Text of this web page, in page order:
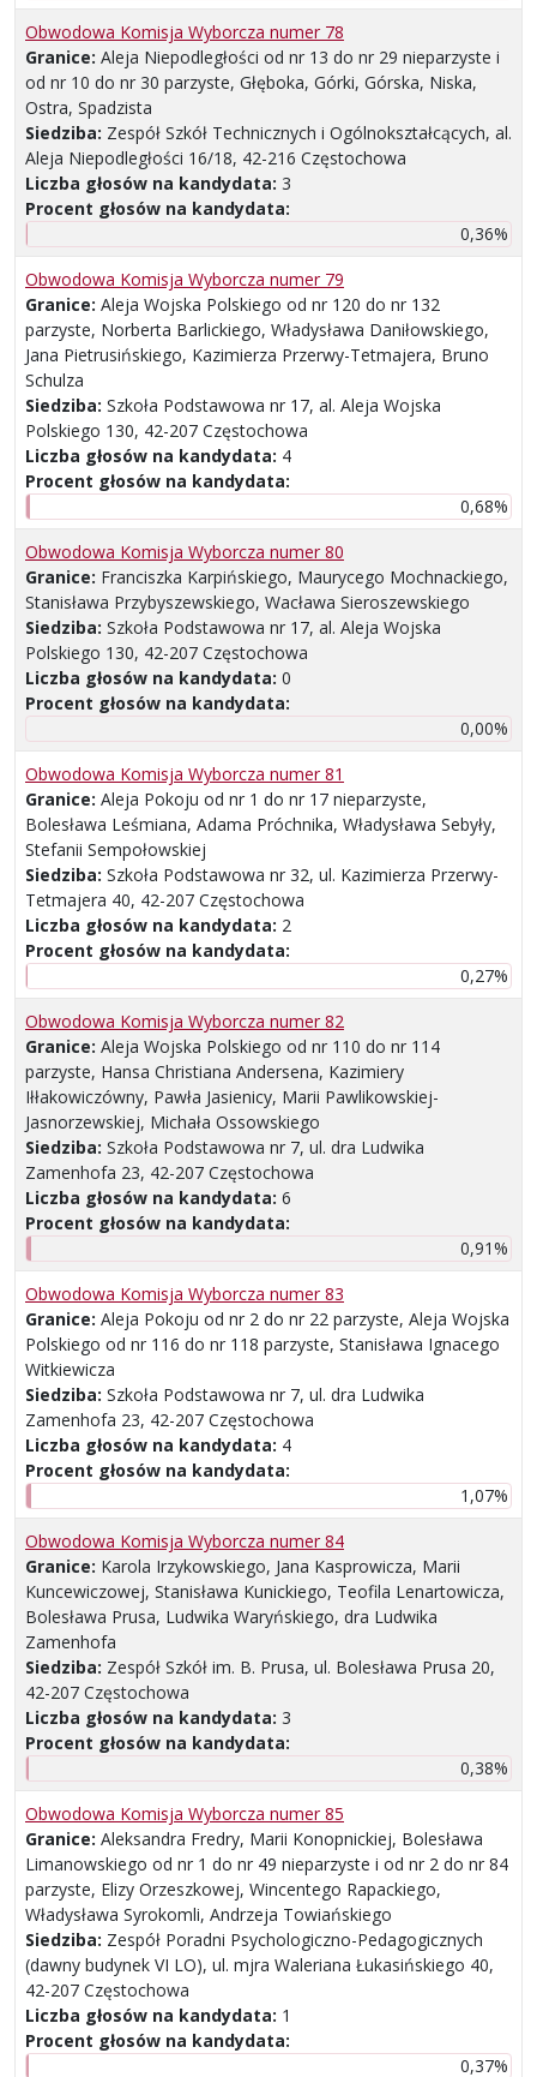
Obwodowa Komisja Wyborcza numer 78
Granice: Aleja Niepodległości od nr 13 do nr 29 nieparzyste i
od nr 10 do nr 30 parzyste, Głęboka, Górki, Górska, Niska,
Ostra, Spadzista
Siedziba: Zespół Szkół Technicznych i Ogólnokształcących, al.
Aleja Niepodległości 16/18, 42-216 Częstochowa
Liczba głosów na kandydata: 3
Procent głosów na kandydata:
0,36%
Obwodowa Komisja Wyborcza numer 79
Granice: Aleja Wojska Polskiego od nr 120 do nr 132
parzyste, Norberta Barlickiego, Władysława Daniłowskiego,
Jana Pietrusińskiego, Kazimierza Przerwy-Tetmajera, Bruno
Schulza
Siedziba: Szkoła Podstawowa nr 17, al. Aleja Wojska
Polskiego 130, 42-207 Częstochowa
Liczba głosów na kandydata: 4
Procent głosów na kandydata:
0,68%
Obwodowa Komisja Wyborcza numer 80
Granice: Franciszka Karpińskiego, Maurycego Mochnackiego,
Stanisława Przybyszewskiego, Wacława Sieroszewskiego
Siedziba: Szkoła Podstawowa nr 17, al. Aleja Wojska
Polskiego 130, 42-207 Częstochowa
Liczba głosów na kandydata: 0
Procent głosów na kandydata:
0,00%
Obwodowa Komisja Wyborcza numer 81
Granice: Aleja Pokoju od nr 1 do nr 17 nieparzyste,
Bolesława Leśmiana, Adama Próchnika, Władysława Sebyły,
Stefanii Sempołowskiej
Siedziba: Szkoła Podstawowa nr 32, ul. Kazimierza Przerwy-
Tetmajera 40, 42-207 Częstochowa
Liczba głosów na kandydata: 2
Procent głosów na kandydata:
0,27%
Obwodowa Komisja Wyborcza numer 82
Granice: Aleja Wojska Polskiego od nr 110 do nr 114
parzyste, Hansa Christiana Andersena, Kazimiery
Iłłakowiczówny, Pawła Jasienicy, Marii Pawlikowskiej-
Jasnorzewskiej, Michała Ossowskiego
Siedziba: Szkoła Podstawowa nr 7, ul. dra Ludwika
Zamenhofa 23, 42-207 Częstochowa
Liczba głosów na kandydata: 6
Procent głosów na kandydata:
0,91%
Obwodowa Komisja Wyborcza numer 83
Granice: Aleja Pokoju od nr 2 do nr 22 parzyste, Aleja Wojska
Polskiego od nr 116 do nr 118 parzyste, Stanisława Ignacego
Witkiewicza
Siedziba: Szkoła Podstawowa nr 7, ul. dra Ludwika
Zamenhofa 23, 42-207 Częstochowa
Liczba głosów na kandydata: 4
Procent głosów na kandydata:
1,07%
Obwodowa Komisja Wyborcza numer 84
Granice: Karola Irzykowskiego, Jana Kasprowicza, Marii
Kuncewiczowej, Stanisława Kunickiego, Teofila Lenartowicza,
Bolesława Prusa, Ludwika Waryńskiego, dra Ludwika
Zamenhofa
Siedziba: Zespół Szkół im. B. Prusa, ul. Bolesława Prusa 20,
42-207 Częstochowa
Liczba głosów na kandydata: 3
Procent głosów na kandydata:
0,38%
Obwodowa Komisja Wyborcza numer 85
Granice: Aleksandra Fredry, Marii Konopnickiej, Bolesława
Limanowskiego od nr 1 do nr 49 nieparzyste i od nr 2 do nr 84
parzyste, Elizy Orzeszkowej, Wincentego Rapackiego,
Władysława Syrokomli, Andrzeja Towiańskiego
Siedziba: Zespół Poradni Psychologiczno-Pedagogicznych
(dawny budynek VI LO), ul. mjra Waleriana Łukasińskiego 40,
42-207 Częstochowa
Liczba głosów na kandydata: 1
Procent głosów na kandydata:
0,37%